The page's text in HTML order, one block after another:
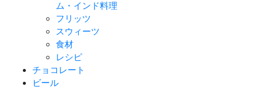
ム・インド料理
フリッツ
スウィーツ
食材
レシピ
チョコレート
ビール